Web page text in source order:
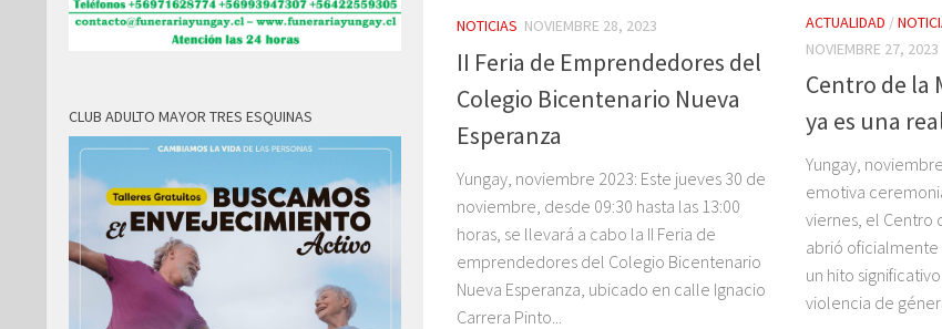
NOTICIAS NOVIEMBRE 28, 2023
II Feria de Emprendedores del
Colegio Bicentenario Nueva
Esperanza
Yungay, noviembre 2023: Este jueves 30 de
noviembre, desde 09:30 hasta las 13:00
horas, se llevará a cabo la II Feria de
emprendedores del Colegio Bicentenario
Nueva Esperanza, ubicado en calle Ignacio
Carrera Pinto...
ACTUALIDAD /
NOVIEMBRE 27, 2023
Centro de la
ya es una
Yungay,
emotiva
viernes, el Centro
abrió oficialmente
un hito
violencia de
CLUB ADULTO MAYOR TRES ESQUINAS